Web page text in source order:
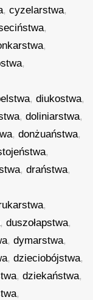
,cyzelarstwa,
,
,
,
,diukostwa,
,doliniarstwa,
,donżuaństwa,
,
,draństwa,
,
,duszołapstwa,
,dymarstwa,
,dzieciobójstwa,
,dziekaństwa,
,